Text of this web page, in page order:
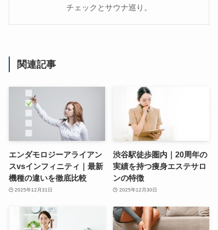
チェックとサウナ巡り。
関連記事
エンダモロジーアライアン
スvsインフィニティ｜最新
機種の違いを徹底比較
2025年12月31日
渋谷駅徒歩圏内｜20周年の
実績を持つ痩身エステサロ
ンの特徴
2025年12月30日